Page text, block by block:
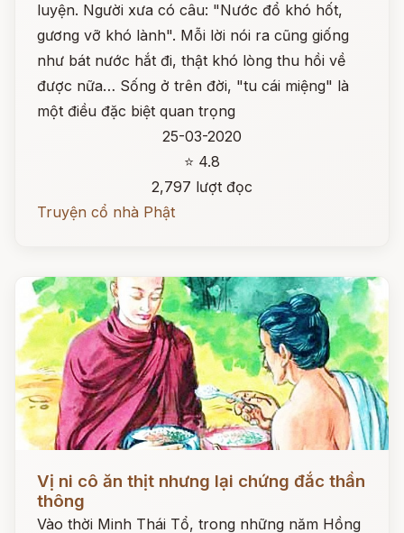
luyện. Người xưa có câu: "Nước đổ khó hốt,
gương vỡ khó lành". Mỗi lời nói ra cũng giống
như bát nước hắt đi, thật khó lòng thu hồi về
được nữa… Sống ở trên đời, "tu cái miệng" là
một điều đặc biệt quan trọng
25-03-2020
⭐ 4.8
2,797 lượt đọc
Truyện cổ nhà Phật
Vị ni cô ăn thịt nhưng lại chứng đắc thần
thông
Vào thời Minh Thái Tổ, trong những năm Hồng